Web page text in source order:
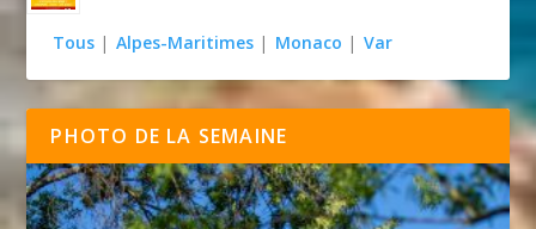
Tous | Alpes-Maritimes | Monaco | Var
PHOTO DE LA SEMAINE